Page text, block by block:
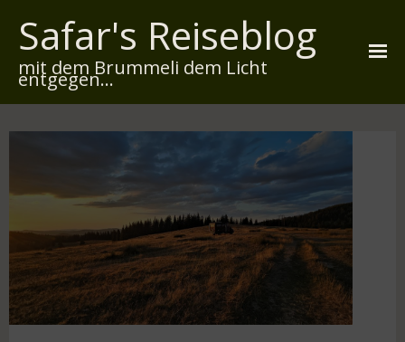
Safar's Reiseblog
mit dem Brummeli dem Licht
entgegen...
Reiserouten
Widmung
Kontakt
Impressum